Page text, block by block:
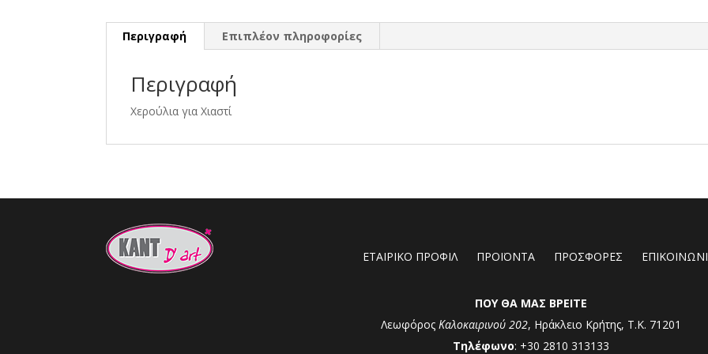
Περιγραφή Επιπλέον πληροφορίες
Περιγραφή
Χερούλια για Χιαστί
ΕΤΑΙΡΙΚΟ ΠΡΟΦΙΛ ΠΡΟΪΟΝΤΑ ΠΡΟΣΦΟΡΕΣ
ΠΟΥ ΘΑ ΜΑΣ ΒΡΕΙΤΕ
Λεωφόρος Καλοκαιρινού 202, Ηράκλειο Κρήτης, Τ.Κ. 71201
Τηλέφωνο: +30 2810 313133